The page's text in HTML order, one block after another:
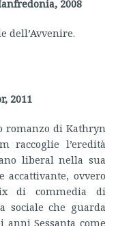
2008
dell’Avvenire.
2011
romanzo di Kathryn
raccoglie l’eredità
liberal nella sua
accattivante, ovvero
di commedia di
sociale che guarda
Sessanta come